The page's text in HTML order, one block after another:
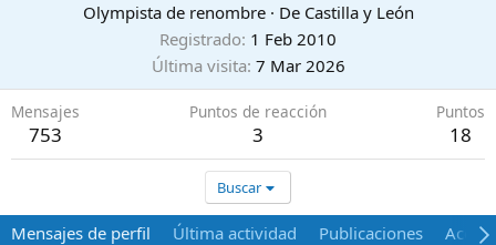
Olympista de renombre · De Castilla y León
Registrado 1 Feb 2010
Última visita 7 Mar 2026
Mensajes
753
Puntos de reacción
3
Puntos
18
Buscar
Mensajes de perfil Última actividad Publicaciones Acerca